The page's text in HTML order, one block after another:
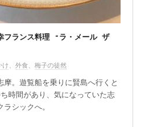
フランス料理 “ラ・メール ザ
け、 外食、 梅子の徒然
。遊覧船を乗りに賢島へ行くと
時間があり、気になっていた志
シックへ。